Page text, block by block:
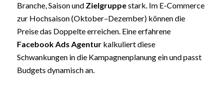
Branche, Saison und Zielgruppestark. Im E-Commerce
zur Hochsaison (Oktober–Dezember) können die
Preise das Doppelte erreichen. Eine erfahrene
Facebook Ads Agenturkalkuliert diese
Schwankungen in die Kampagnenplanung ein und passt
Budgets dynamisch an.